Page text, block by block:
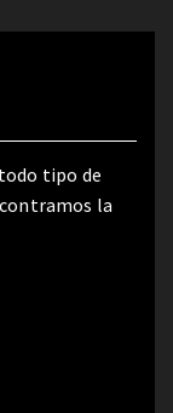
tipo de
la